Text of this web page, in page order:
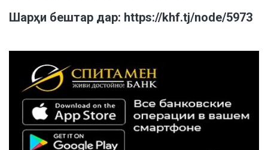
Шарҳи бештар дар: https://khf.tj/node/5973